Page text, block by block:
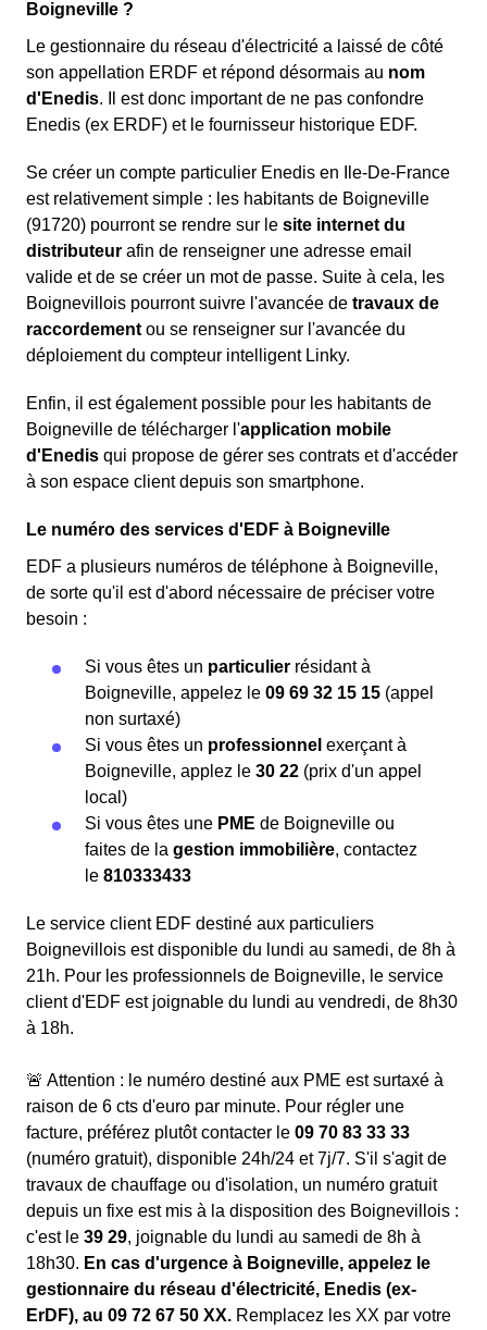
Boigneville ?
Le gestionnaire du réseau d'électricité a laissé de côté
son appellation ERDF et répond désormais au nom
d'Enedis. Il est donc important de ne pas confondre
Enedis (ex ERDF) et le fournisseur historique EDF.
Se créer un compte particulier Enedis en Ile-De-France
est relativement simple : les habitants de Boigneville
(91720) pourront se rendre sur le site internet du
distributeur afin de renseigner une adresse email
valide et de se créer un mot de passe. Suite à cela, les
Boignevillois pourront suivre l'avancée de travaux de
raccordement ou se renseigner sur l'avancée du
déploiement du compteur intelligent Linky.
Enfin, il est également possible pour les habitants de
Boigneville de télécharger l'application mobile
d'Enedis qui propose de gérer ses contrats et d'accéder
à son espace client depuis son smartphone.
Le numéro des services d'EDF à Boigneville
EDF a plusieurs numéros de téléphone à Boigneville,
de sorte qu'il est d'abord nécessaire de préciser votre
besoin :
Si vous êtes un particulier résidant à
Boigneville, appelez le 09 69 32 15 15 (appel
non surtaxé)
Si vous êtes un professionnel exerçant à
Boigneville, applez le 30 22 (prix d'un appel
local)
Si vous êtes une PME de Boigneville ou
faites de la gestion immobilière, contactez
le 810333433
Le service client EDF destiné aux particuliers
Boignevillois est disponible du lundi au samedi, de 8h à
21h. Pour les professionnels de Boigneville, le service
client d'EDF est joignable du lundi au vendredi, de 8h30
à 18h.
🚨 Attention : le numéro destiné aux PME est surtaxé à
raison de 6 cts d'euro par minute. Pour régler une
facture, préférez plutôt contacter le 09 70 83 33 33
(numéro gratuit), disponible 24h/24 et 7j/7. S'il s'agit de
travaux de chauffage ou d'isolation, un numéro gratuit
depuis un fixe est mis à la disposition des Boignevillois :
c'est le 39 29, joignable du lundi au samedi de 8h à
18h30. En cas d'urgence à Boigneville, appelez le
gestionnaire du réseau d'électricité, Enedis (ex-
ErDF), au 09 72 67 50 XX. Remplacez les XX par votre